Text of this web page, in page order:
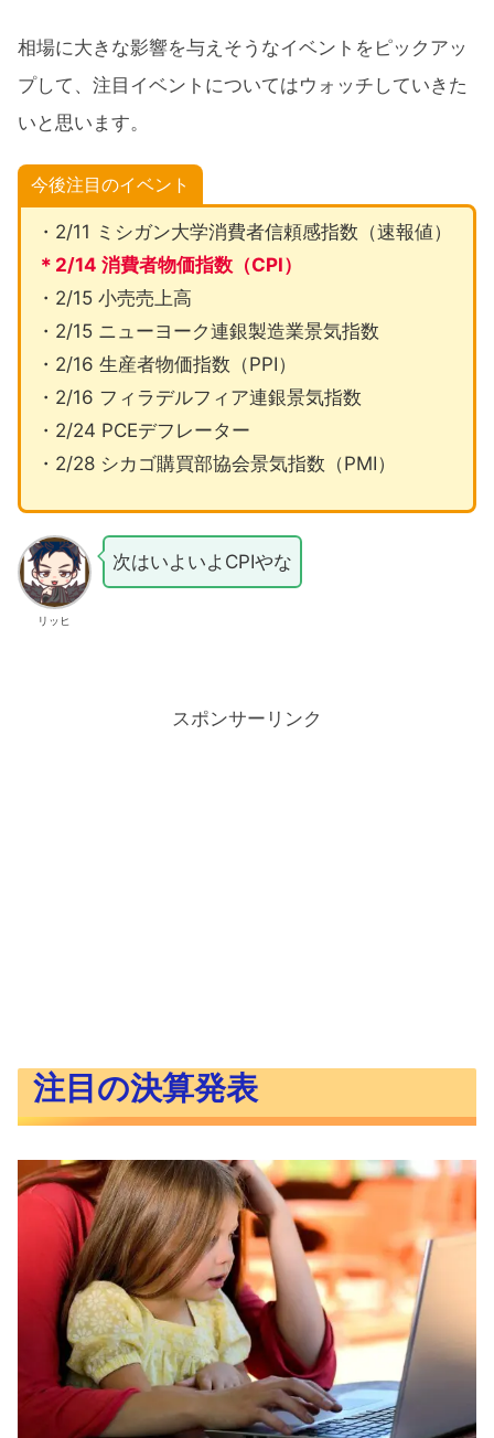
相場に大きな影響を与えそうなイベントをピックアッ
プして、注目イベントについてはウォッチしていきた
いと思います。
今後注目のイベント
・2/11 ミシガン大学消費者信頼感指数（速報値）
＊2/14 消費者物価指数（CPI）
・2/15 小売売上高
・2/15 ニューヨーク連銀製造業景気指数
・2/16 生産者物価指数（PPI）
・2/16 フィラデルフィア連銀景気指数
・2/24 PCEデフレーター
・2/28 シカゴ購買部協会景気指数（PMI）
リッヒ
次はいよいよCPIやな
スポンサーリンク
注目の決算発表